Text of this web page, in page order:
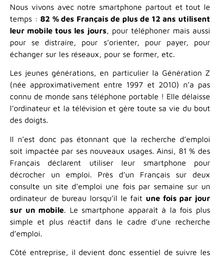
Nous vivons avec notre smartphone partout et tout le
temps :82 % des Français de plus de 12 ans utilisent
leur mobile tous les jours, pour téléphoner mais aussi
pour se distraire, pour s’orienter, pour payer, pour
échanger sur les réseaux, pour se former, etc.
Les jeunes générations, en particulier la Génération Z
(née approximativement entre 1997 et 2010) n’a pas
connu de monde sans téléphone portable ! Elle délaisse
l’ordinateur et la télévision et gère toute sa vie du bout
des doigts.
Il n’est donc pas étonnant que la recherche d’emploi
soit impactée par ses nouveaux usages. Ainsi, 81 % des
Français déclarent utiliser leur smartphone pour
décrocher un emploi. Près d’un Français sur deux
consulte un site d’emploi une fois par semaine sur un
ordinateur de bureau lorsqu’il le fait une fois par jour
sur un mobile. Le smartphone apparaît à la fois plus
simple et plus réactif dans le cadre d’une recherche
d’emploi.
Côté entreprise, il devient donc essentiel de suivre les